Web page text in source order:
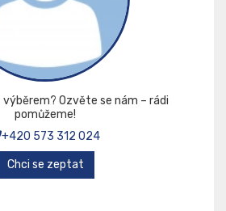
výběrem? Ozvěte se nám – rádi
pomůžeme!
+420 573 312 024
Chci se zeptat